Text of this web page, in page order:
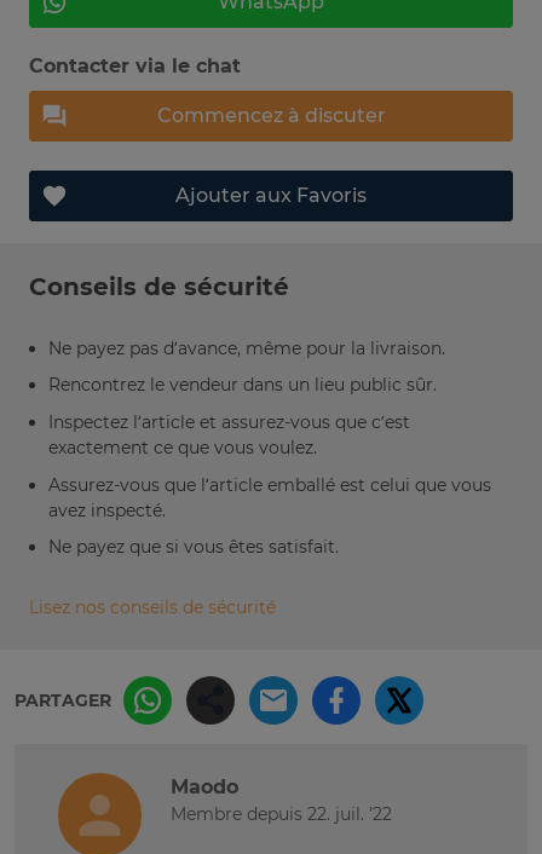
Contacter via le chat
Commencez à discuter
Ajouter aux Favoris
Conseils de sécurité
Ne payez pas d’avance, même pour la livraison.
Rencontrez le vendeur dans un lieu public sûr.
Inspectez l’article et assurez-vous que c’est
exactement ce que vous voulez.
Assurez-vous que l’article emballé est celui que vous
avez inspecté.
Ne payez que si vous êtes satisfait.
Lisez nos conseils de sécurité
PARTAGER
Maodo
Membre depuis 22. juil. '22